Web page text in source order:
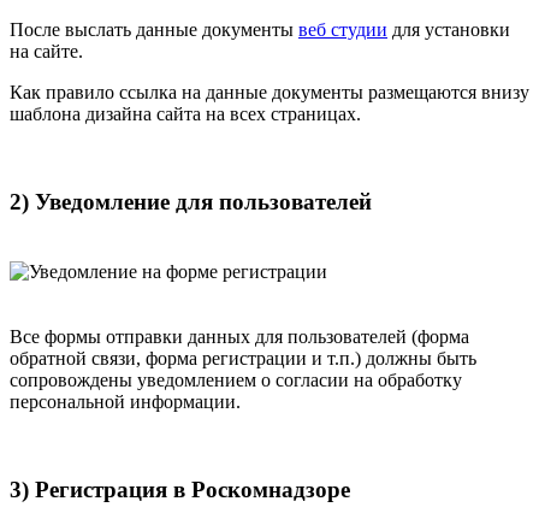
После выслать данные документы веб студии для установки
на сайте.
Как правило ссылка на данные документы размещаются внизу
шаблона дизайна сайта на всех страницах.
2) Уведомление для пользователей
Все формы отправки данных для пользователей (форма
обратной связи, форма регистрации и т.п.) должны быть
сопровождены уведомлением о согласии на обработку
персональной информации.
3) Регистрация в Роскомнадзоре